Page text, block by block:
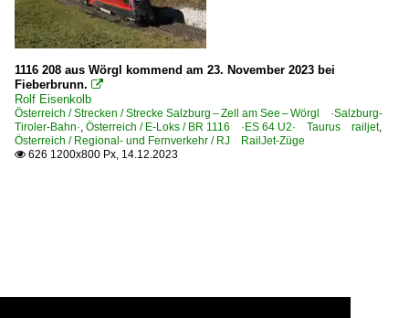
1116 208 aus Wörgl kommend am 23. November 2023 bei
Fieberbrunn. 
Rolf Eisenkolb
Österreich / Strecken / Strecke Salzburg – Zell am See – Wörgl ·Salzburg-
Tiroler-Bahn·, Österreich / E-Loks / BR 1116 ·ES 64 U2· Taurus railjet,
Österreich / Regional- und Fernverkehr / RJ RailJet-Züge
 626 1200x800 Px, 14.12.2023